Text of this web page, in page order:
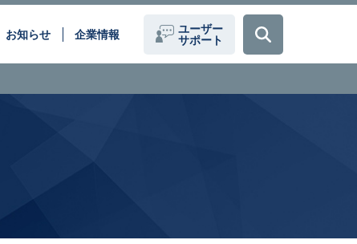
お知らせ 企業情報
ユーザー
サポート